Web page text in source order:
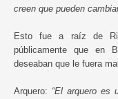
creen que pueden
Esto fue a raíz de
públicamente que en
deseaban que le fuera mal.
Arquero: “El arquero es